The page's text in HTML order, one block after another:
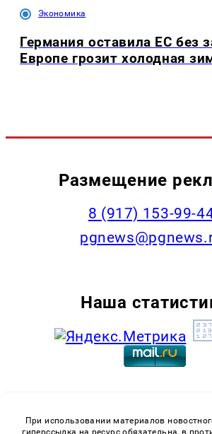
Экономика
Германия оставила ЕС без
Европе грозит холодная
Размещение
‭8 (917) 153-99-
Наша
При использовании материалов
гиперссылка на ресурс обязательна, в